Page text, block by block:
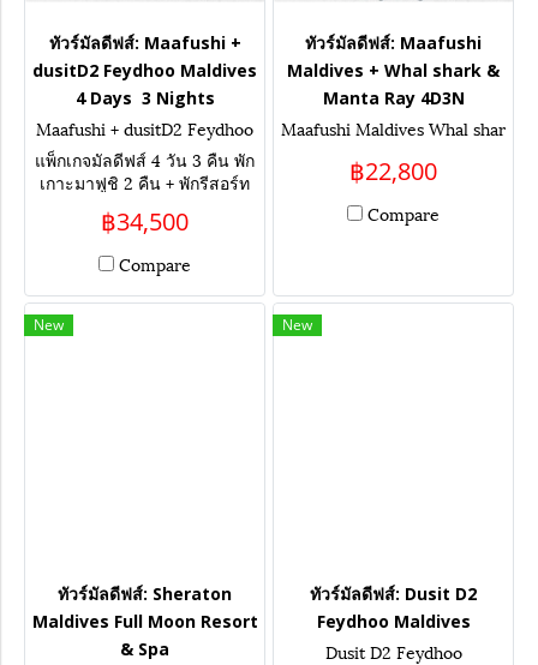
ทัวร์มัลดีฟส์: Maafushi +
dusitD2 Feydhoo Maldives
4 Days 3 Nights
Maafushi + dusitD2 Feydhoo
Maldives 4 Days 3 Nights
แพ็กเกจมัลดีฟส์ 4 วัน 3 คืน พัก
เกาะมาฟูชิ 2 คืน + พักรีสอร์ท
Maldives 1 คืน เน้นกิจกรรม ดำ
น้ำกับฉลาม เล่นน้ำกับปลากระ
เบน เที่ยวเกาะท้องถิ่น ล่องเรือ
ชมโลมา
฿34,500
Compare
ทัวร์มัลดีฟส์: Maafushi
Maldives + Whal shark &
Manta Ray 4D3N
Maafushi Maldives Whal shar
฿22,800
Compare
New
ทัวร์มัลดีฟส์: Sheraton
Maldives Full Moon Resort
& Spa
New
ทัวร์มัลดีฟส์: Dusit D2
Feydhoo Maldives
Dusit D2 Feydhoo